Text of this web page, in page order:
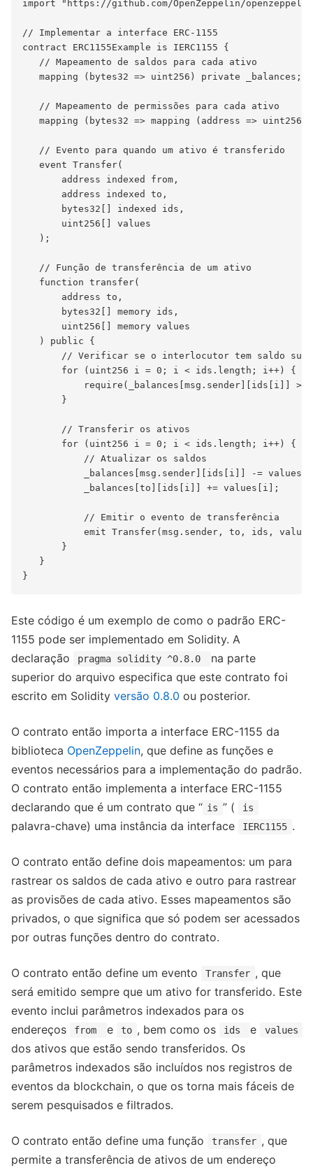
import "https://github.com/OpenZeppelin/
// Implementar a interface ERC-1155
contract ERC1155Example is IERC1155 {
   // Mapeamento de saldos para cada ativo
   mapping (bytes32 => uint256) private _balances;
   // Mapeamento de permissões para cada ativo
mapping (bytes32 => mapping (address =>
   // Evento para quando um ativo é transferido
   event Transfer(
       address indexed from,
       address indexed to,
       bytes32[] indexed ids,
       uint256[] values
   );
   // Função de transferência de um ativo
   function transfer(
       address to,
       bytes32[] memory ids,
       uint256[] memory values
   ) public {
// Verificar se o interlocutor tem saldo
       for (uint256 i = 0; i < ids.length; i++) {
require(_balances[msg.sender][ids[i]]
       }
       // Transferir os ativos
       for (uint256 i = 0; i < ids.length; i++) {
           // Atualizar os saldos
_balances[msg.sender][ids[i]] -=
           _balances[to][ids[i]] += values[i];
           // Emitir o evento de transferência
emit Transfer(msg.sender, to, ids,
       }
   }
Este código é um exemplo de como o padrão ERC-
1155 pode ser implementado em Solidity. A
declaração
pragma solidity ^0.8.0
na parte
superior do arquivo especifica que este contrato foi
escrito em Solidity versão 0.8.0 ou posterior.
O contrato então importa a interface ERC-1155 da
biblioteca OpenZeppelin, que define as funções e
eventos necessários para a implementação do padrão.
O contrato então implementa a interface ERC-1155
declarando que é um contrato que “ is ” ( is
palavra-chave) uma instância da interface IERC1155 .
O contrato então define dois mapeamentos: um para
rastrear os saldos de cada ativo e outro para rastrear
as provisões de cada ativo. Esses mapeamentos são
privados, o que significa que só podem ser acessados
​​por outras funções dentro do contrato.
O contrato então define um evento Transfer , que
será emitido sempre que um ativo for transferido. Este
evento inclui parâmetros indexados para os
endereços
from e to , bem como os ids e values
dos ativos que estão sendo transferidos. Os
parâmetros indexados são incluídos nos registros de
eventos da blockchain, o que os torna mais fáceis de
serem pesquisados e filtrados.
O contrato então define uma função transfer , que
permite a transferência de ativos de um endereço